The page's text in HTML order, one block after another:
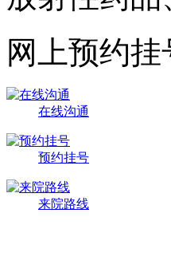
网上预约
在线沟通
预约挂号
来院路线